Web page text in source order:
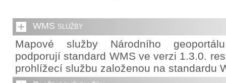
WMS služby
Mapové služby Národního
podporují standard WMS ve verzi 1.3.0.
prohlížecí službu založenou na standardu